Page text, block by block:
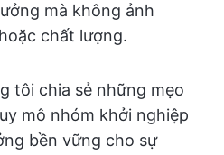
mà không ảnh
chất lượng.
tôi chia sẻ những mẹo
mô nhóm khởi nghiệp
bền vững cho sự